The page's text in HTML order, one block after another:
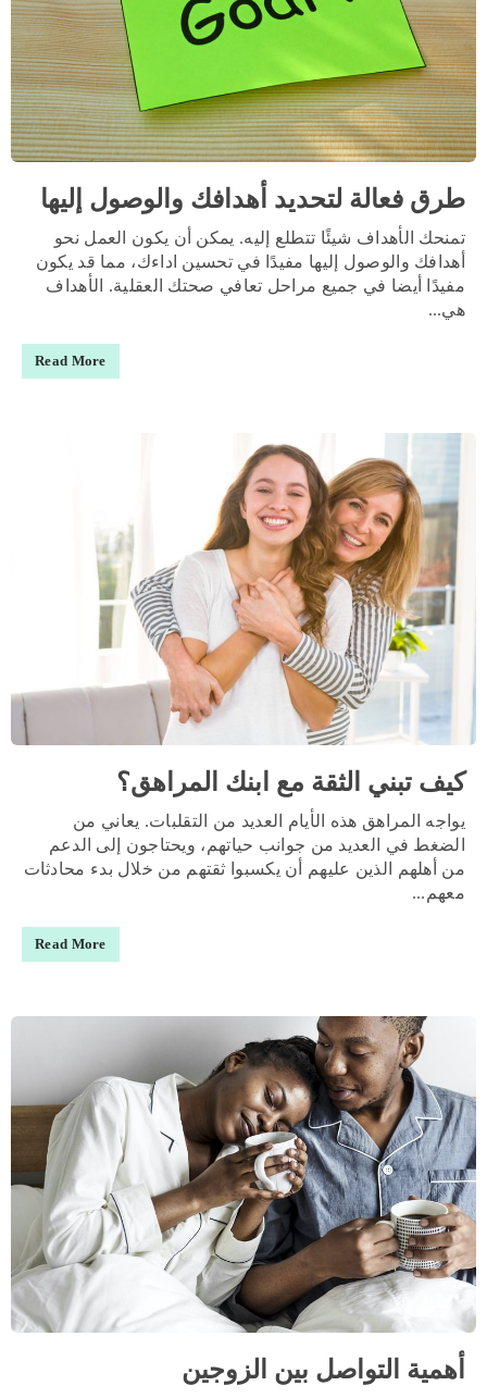
طرق فعالة لتحديد أهدافك والوصول إليها
تمنحك الأهداف شيئًا تتطلع إليه. يمكن أن يكون العمل نحو
أهدافك والوصول إليها مفيدًا في تحسين اداءك، مما قد يكون
مفيدًا أيضا في جميع مراحل تعافي صحتك العقلية. الأهداف
هي...
Read More
كيف تبني الثقة مع ابنك المراهق؟
يواجه المراهق هذه الأيام العديد من التقلبات. يعاني من
الضغط في العديد من جوانب حياتهم، ويحتاجون إلى الدعم
من أهلهم الذين عليهم أن يكسبوا ثقتهم من خلال بدء محادثات
معهم...
Read More
أهمية التواصل بين الزوجين